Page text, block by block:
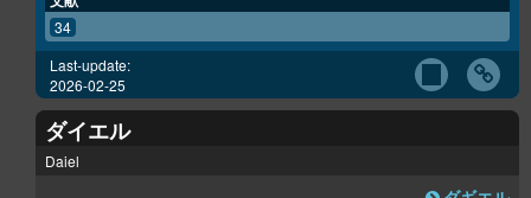
34
Last-update:
2026-02-25
ダイエル
Daiel